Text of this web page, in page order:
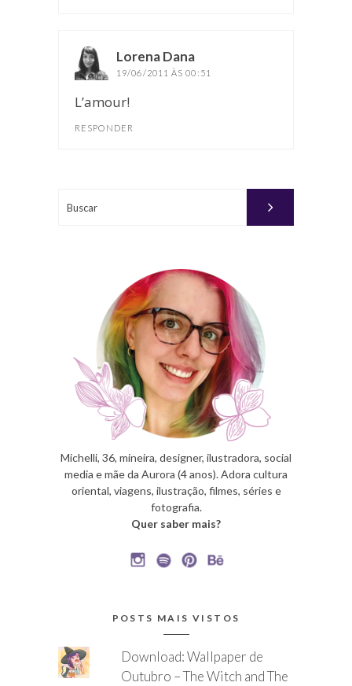
Lorena Dana
19/06/2011 ÀS 00:51
L’amour!
RESPONDER
Michelli, 36, mineira, designer, ilustradora, social
media e mãe da Aurora (4 anos). Adora cultura
oriental, viagens, ilustração, filmes, séries e
fotografia.
Quer saber mais?
POSTS MAIS VISTOS
Download: Wallpaper de
Outubro – The Witch and The